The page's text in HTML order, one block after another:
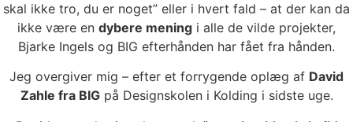
skal ikke tro, du er noget” eller i hvert fald – at der kan da
ikke være en dybere mening i alle de vilde projekter,
Bjarke Ingels og BIG efterhånden har fået fra hånden.
Jeg overgiver mig – efter et forrygende oplæg af David
Zahle fra BIGpå Designskolen i Kolding i sidste uge.